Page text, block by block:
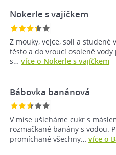
Nokerle s vajíčkem
Z mouky, vejce, soli a studené
těsto a do vroucí osolené
s… více o Nokerle s vajíčkem
Bábovka banánová
V míse ušleháme cukr s
rozmačkané banány s vodou.
promíchané všechny… více o